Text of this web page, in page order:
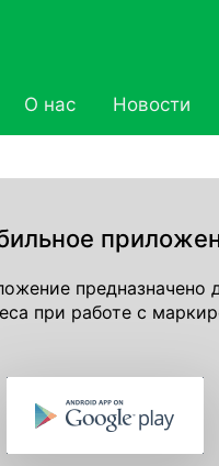
О нас Новости
предназначено
при работе с